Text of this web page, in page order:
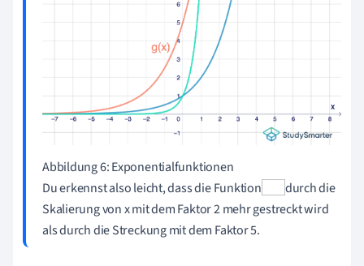
Abbildung 6: Exponentialfunktionen
Du erkennst also leicht, dass die Funktion
durch die
Skalierung von x mit dem Faktor 2 mehr gestreckt wird
als durch die Streckung mit dem Faktor 5.